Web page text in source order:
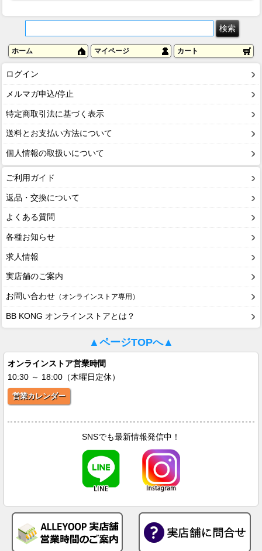
ホーム マイページ カート
ログイン
メルマガ申込/停止
特定商取引法に基づく表示
送料とお支払い方法について
個人情報の取扱いについて
ご利用ガイド
返品・交換について
よくある質問
各種お知らせ
求人情報
実店舗のご案内
お問い合わせ （オンラインストア専用）
BB KONG オンラインストアとは？
▲ページTOPへ▲
オンラインストア営業時間
10:30 ～ 18:00（木曜日定休）
営業カレンダー
SNSでも最新情報発信中！